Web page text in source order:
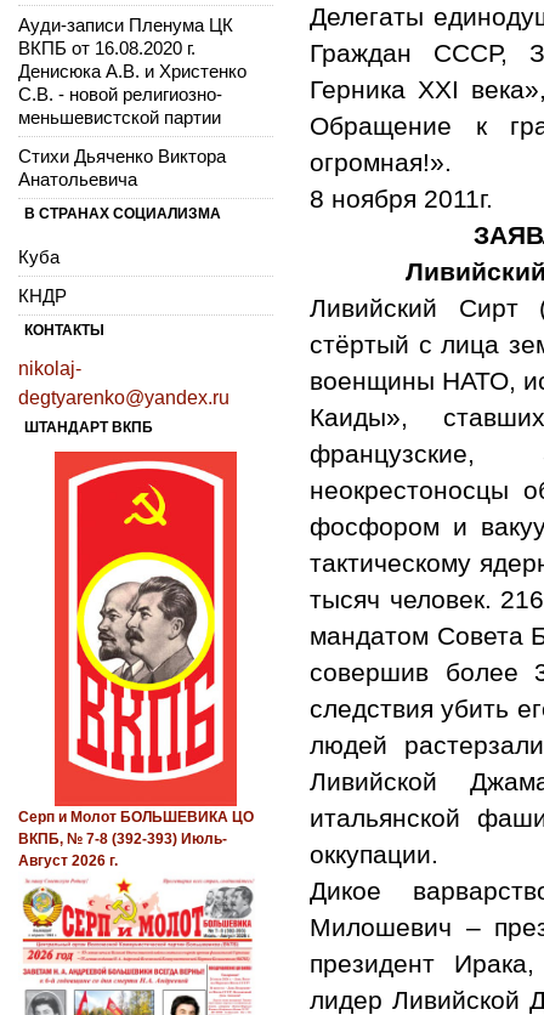
Делегаты
Граждан СССР,
Герника XXI
Обращение к
огромная!».
8 ноября 2011г.
Ливийский Сирт
стёртый с лица
военщины НАТО,
Каиды»,
французские,
неокрестоносцы
фосфором и
тактическому
тысяч человек.
мандатом Совета
совершив более
следствия убить
людей
Ливийской
итальянской
оккупации.
Дикое
Милошевич –
президент
лидер Ливийской
Ауди-записи Пленума ЦК
ВКПБ от 16.08.2020 г.
Денисюка А.В. и Христенко
С.В. - новой религиозно-
меньшевистской партии
Стихи Дьяченко Виктора
Анатольевича
В СТРАНАХ СОЦИАЛИЗМА
Куба
КНДР
КОНТАКТЫ
nikolaj-
degtyarenko@yandex.ru
ШТАНДАРТ ВКПБ
Серп и Молот БОЛЬШЕВИКА ЦО
ВКПБ, № 7-8 (392-393) Июль-
Август 2026 г.